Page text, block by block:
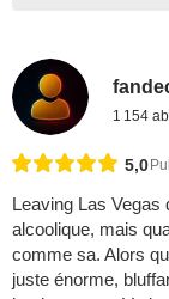
1 154
5,0
Leaving Las Vegas
alcoolique, mais
comme sa. Alors
juste énorme,